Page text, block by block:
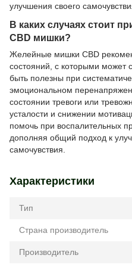
улучшения своего
В каких случаях стоит
CBD мишки?
Желейные мишки CBD
состояний, с которыми может
быть полезны при
эмоциональном
состоянии тревоги или
усталости и снижении
помочь при воспалительных
дополняя общий подход к
самочувствия.
Характеристики
Тип
Страна производитель
Производитель